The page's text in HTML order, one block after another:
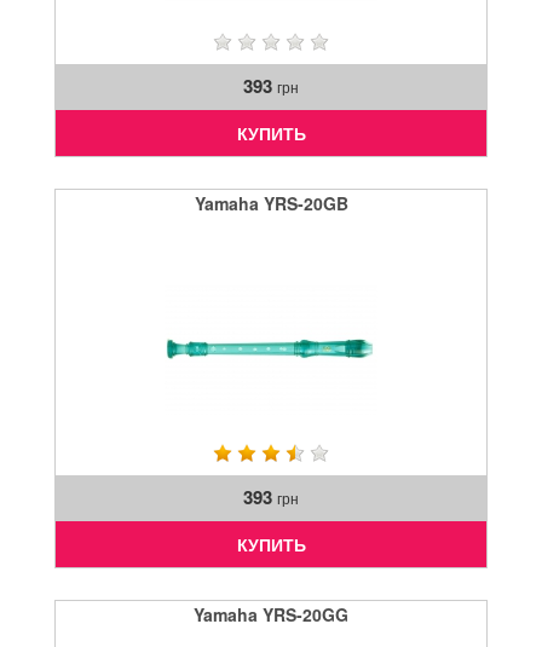
393 грн
КУПИТЬ
Yamaha YRS-20GB
393 грн
КУПИТЬ
Yamaha YRS-20GG